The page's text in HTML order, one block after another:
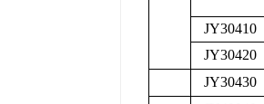
JY30410
JY30420
JY30430